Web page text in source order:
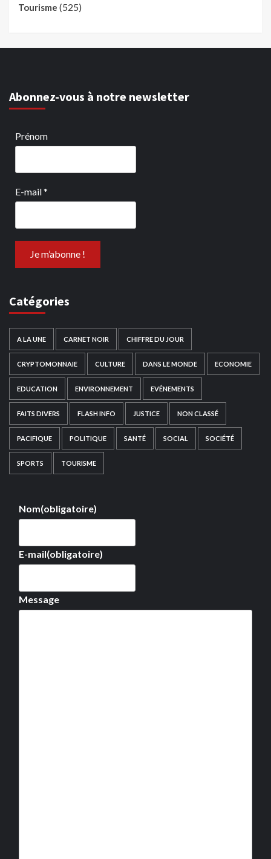
Tourisme (525)
Abonnez-vous à notre newsletter
Prénom
E-mail*
Catégories
A LA UNE CARNET NOIR CHIFFRE DU JOUR
CRYPTOMONNAIE CULTURE DANS LE MONDE ECONOMIE
EDUCATION ENVIRONNEMENT EVÉNEMENTS
FAITS DIVERS FLASH INFO JUSTICE NON CLASSÉ
PACIFIQUE POLITIQUE SANTÉ SOCIAL SOCIÉTÉ
SPORTS TOURISME
Nom(obligatoire)
E-mail(obligatoire)
Message